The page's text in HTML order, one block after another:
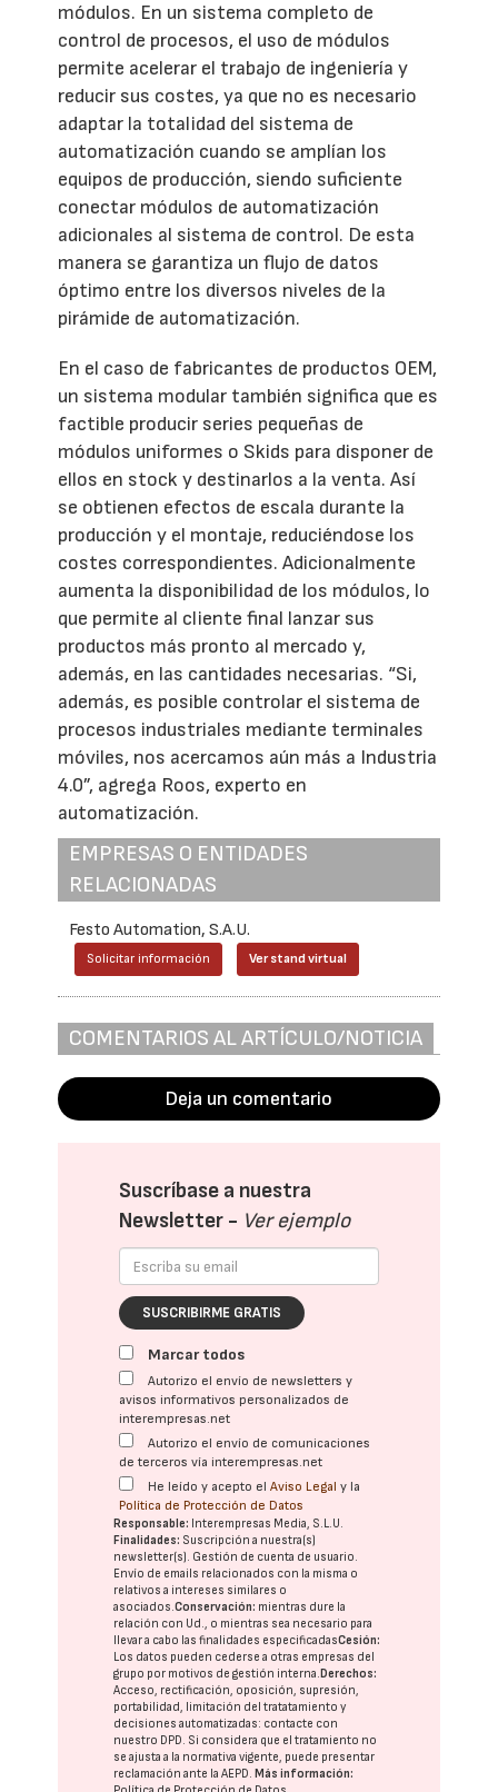
módulos. En un sistema completo de
control de procesos, el uso de módulos
permite acelerar el trabajo de ingeniería y
reducir sus costes, ya que no es necesario
adaptar la totalidad del sistema de
automatización cuando se amplían los
equipos de producción, siendo suficiente
conectar módulos de automatización
adicionales al sistema de control. De esta
manera se garantiza un flujo de datos
óptimo entre los diversos niveles de la
pirámide de automatización.
En el caso de fabricantes de productos OEM,
un sistema modular también significa que es
factible producir series pequeñas de
módulos uniformes o Skids para disponer de
ellos en stock y destinarlos a la venta. Así
se obtienen efectos de escala durante la
producción y el montaje, reduciéndose los
costes correspondientes. Adicionalmente
aumenta la disponibilidad de los módulos, lo
que permite al cliente final lanzar sus
productos más pronto al mercado y,
además, en las cantidades necesarias. “Si,
además, es posible controlar el sistema de
procesos industriales mediante terminales
móviles, nos acercamos aún más a Industria
4.0”, agrega Roos, experto en
automatización.
EMPRESAS O ENTIDADES
RELACIONADAS
Festo Automation, S.A.U.
Solicitar información Ver stand virtual
COMENTARIOS AL ARTÍCULO/NOTICIA
Deja un comentario
Suscríbase a nuestra
Newsletter - Ver ejemplo
SUSCRIBIRME GRATIS
Marcar todos
Autorizo el envío de newsletters y
avisos informativos personalizados de
interempresas.net
Autorizo el envío de comunicaciones
de terceros vía interempresas.net
He leído y acepto elAviso Legal y la
Política de Protección de Datos
Responsable: Interempresas Media, S.L.U.
Finalidades: Suscripción a nuestra(s)
newsletter(s). Gestión de cuenta de usuario.
Envío de emails relacionados con la misma o
relativos a intereses similares o
asociados.Conservación: mientras dure la
relación con Ud., o mientras sea necesario para
llevar a cabo las finalidades especificadasCesión:
Los datos pueden cederse a otras empresas del
grupo por motivos de gestión interna. Derechos:
Acceso, rectificación, oposición, supresión,
portabilidad, limitación del tratatamiento y
decisiones automatizadas: contacte con
nuestro DPD. Si considera que el tratamiento no
se ajusta a la normativa vigente, puede presentar
reclamación ante laAEPD. Más información: